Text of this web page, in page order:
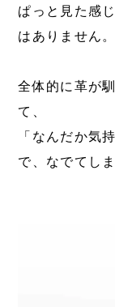
ぱっと見た感
はありません。
全体的に革が
て、
「なんだか気
で、なでてし